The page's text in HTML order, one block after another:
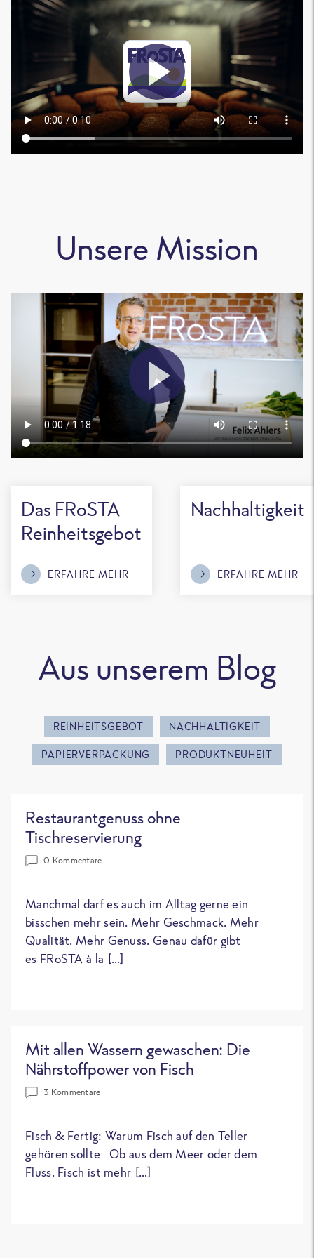
Unsere Mission
Das FRoSTA
Reinheitsgebot
ERFAHRE MEHR
Nachhaltigkeit
ERFAHRE MEHR
Aus unserem Blog
REINHEITSGEBOT NACHHALTIGKEIT
PAPIERVERPACKUNG PRODUKTNEUHEIT
Restaurantgenuss ohne
Tischreservierung
0 Kommentare
Manchmal darf es auch im Alltag gerne ein
bisschen mehr sein. Mehr Geschmack. Mehr
Qualität. Mehr Genuss. Genau dafür gibt
es FRoSTA à la […]
Mit allen Wassern gewaschen: Die
Nährstoffpower von Fisch
3 Kommentare
Fisch & Fertig: Warum Fisch auf den Teller
gehören sollte Ob aus dem Meer oder dem
Fluss. Fisch ist mehr […]